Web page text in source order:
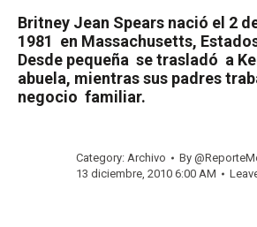
Britney Jean Spears nació el 2
1981 en Massachusetts,
Desde pequeña se trasladó a
abuela, mientras sus padres
negocio familiar.
Category: Archivo By
13 diciembre, 2010 6:00 AM